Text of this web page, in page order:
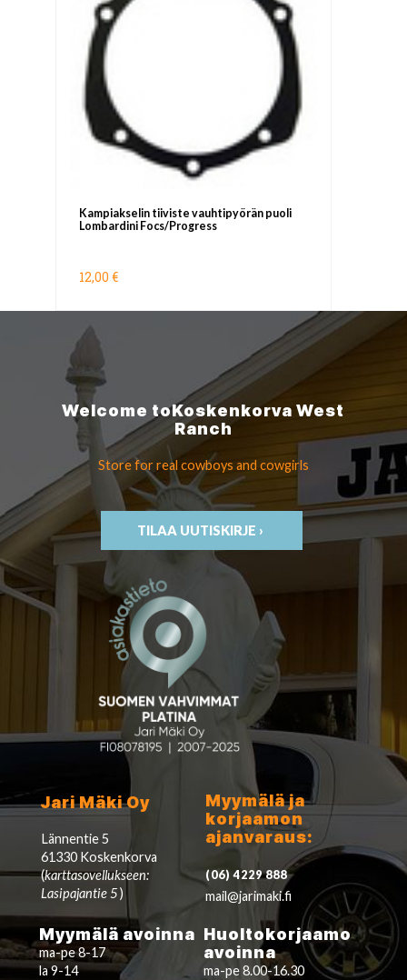
Kampiakselin tiiviste vauhtipyörän puoli
Lombardini Focs/Progress
12,00 €
Welcome toKoskenkorvaWest
Ranch
Store for real cowboys and cowgirls
TILAA UUTISKIRJE ›
Jari Mäki Oy
Lännentie 5
61330 Koskenkorva
(karttasovellukseen:
Lasipajantie 5)
Myymälä ja
korjaamon
ajanvaraus:
(06) 4229 888
mail@jarimaki.fi
Myymälä avoinna
ma-pe 8-17
la 9-14
Huoltokorjaamo
avoinna
ma-pe 8.00-16.30